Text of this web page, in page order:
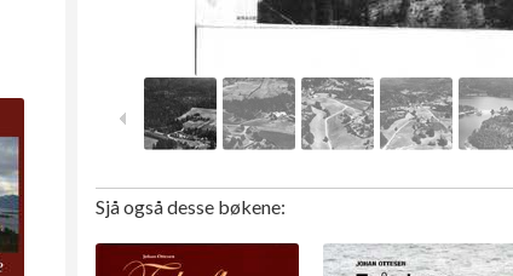
Sjå også desse bøkene: